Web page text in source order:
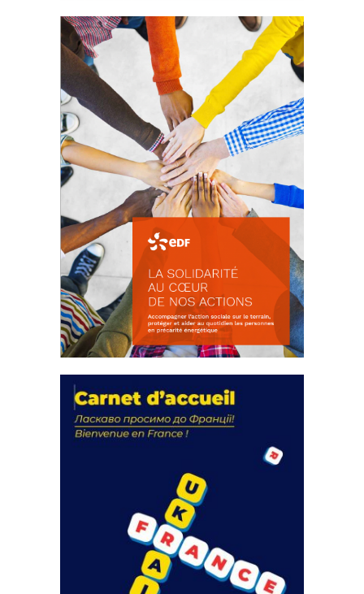
La prévention des conflits
d’intérêts
18 septembre 2023
FEUILLETER
actions
18 septembre 2023
FEUILLETER